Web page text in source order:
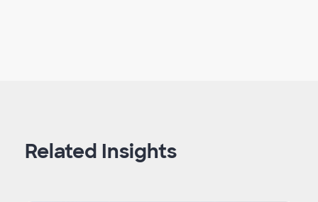
Related Insights